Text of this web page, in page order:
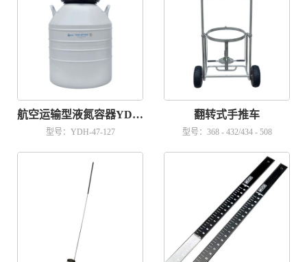
航空运输型液氮容器YDH-47-127
型号：YDH-47-127
翻转式手推车
型号：368 - 432/434 - 508